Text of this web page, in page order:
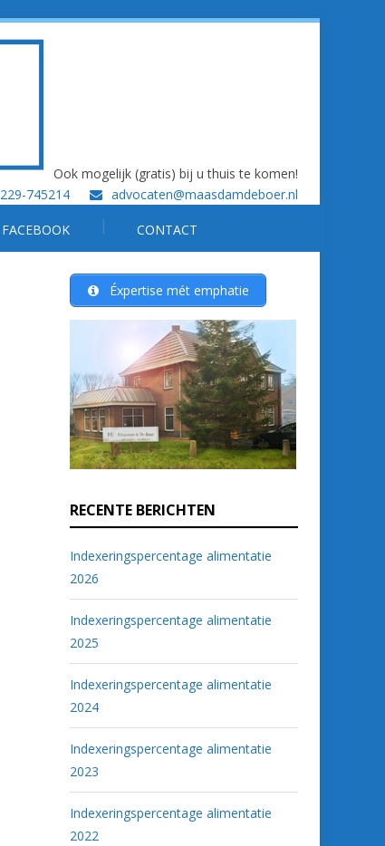
Ook mogelijk (gratis) bij u thuis te komen!
745214
advocaten@maasdamdeboer.nl
FACEBOOK CONTACT
Éxpertise mét emphatie
RECENTE BERICHTEN
Indexeringspercentage alimentatie
2026
Indexeringspercentage alimentatie
2025
Indexeringspercentage alimentatie
2024
Indexeringspercentage alimentatie
2023
Indexeringspercentage alimentatie
2022